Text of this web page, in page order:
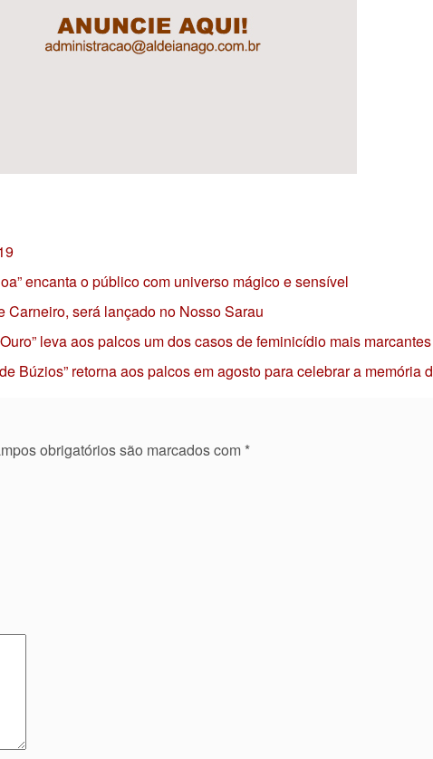
encanta o público com universo mágico e sensível
será lançado no Nosso Sarau
leva aos palcos um dos casos de feminicídio mais
Búzios” retorna aos palcos em agosto para celebrar a memória
obrigatórios são marcados com *